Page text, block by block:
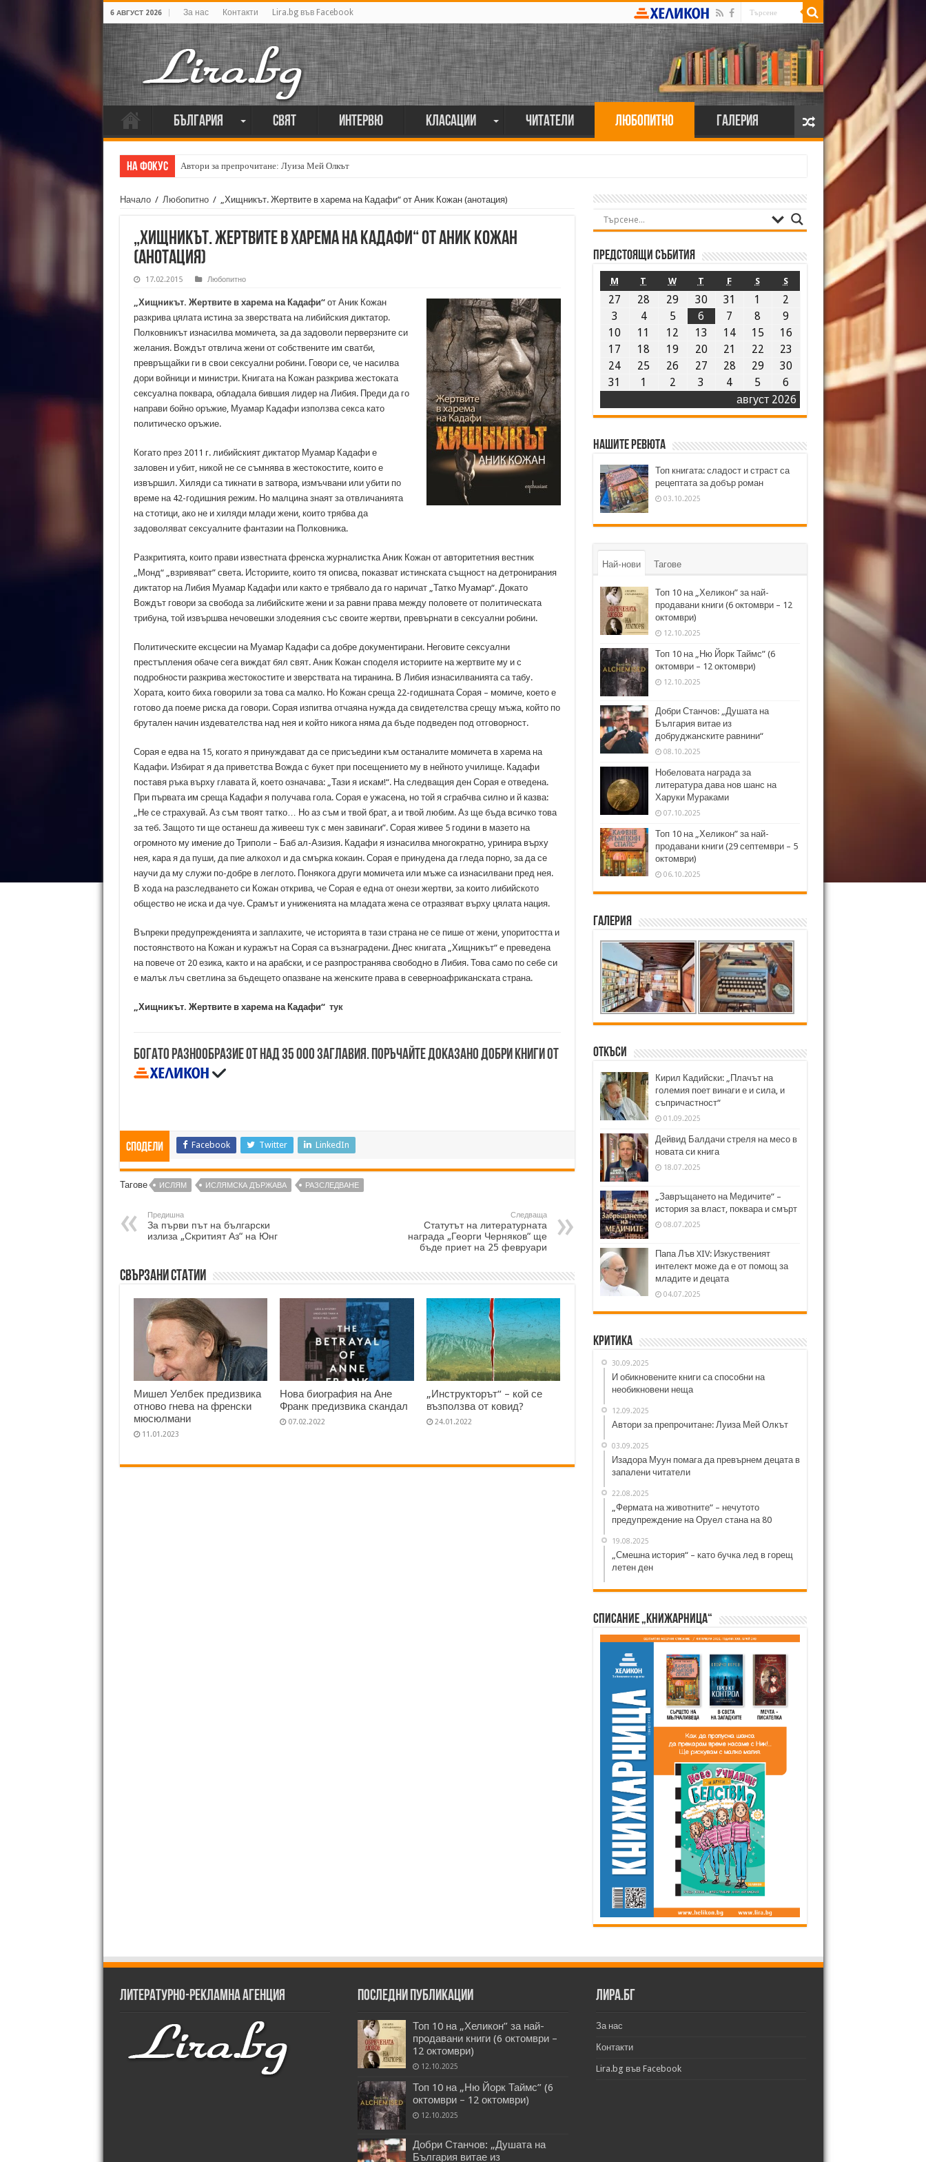
6 АВГУСТ 2026 За нас Контакти Lira.bg във Facebook
България Свят Интервю Класации Читатели Любопитно Галерия
На фокус Автори за препрочитане: Луиза Мей Олкът
Начало / Любопитно / „Хищникът. Жертвите в харема на Кадафи“ от Аник Кожан (анотация)
„Хищникът. Жертвите в харема на Кадафи“ от Аник Кожан
(анотация)
17.02.2015 Любопитно
„Хищникът. Жертвите в харема на Кадафи“ от Аник Кожан
разкрива цялата истина за зверствата на либийския диктатор.
Полковникът изнасилва момичета, за да задоволи перверзните си
желания. Вождът отвлича жени от собствените им сватби,
превръщайки ги в свои сексуални робини. Говори се, че насилва
дори войници и министри. Книгата на Кожан разкрива жестоката
сексуална поквара, обладала бившия лидер на Либия. Преди да го
направи бойно оръжие, Муамар Кадафи използва секса като
политическо оръжие.
Когато през 2011 г. либийският диктатор Муамар Кадафи е
заловен и убит, никой не се съмнява в жестокостите, които е
извършил. Хиляди са тикнати в затвора, измъчвани или убити по
време на 42-годишния режим. Но малцина знаят за отвличанията
на стотици, ако не и хиляди млади жени, които трябва да
задоволяват сексуалните фантазии на Полковника.
Разкритията, които прави известната френска журналистка Аник Кожан от авторитетния вестник
„Монд“ „взривяват” света. Историите, които тя описва, показват истинската същност на детронирания
диктатор на Либия Муамар Кадафи или както е трябвало да го наричат „Татко Муамар“. Докато
Вождът говори за свобода за либийските жени и за равни права между половете от политическата
трибуна, той извършва нечовешки злодеяния със своите жертви, превърнати в сексуални робини.
Политическите ексцесии на Муамар Кадафи са добре документирани. Неговите сексуални
престъпления обаче сега виждат бял свят. Аник Кожан споделя историите на жертвите му и с
подробности разкрива жестокостите и зверствата на тиранина. В Либия изнасилванията са табу.
Хората, които биха говорили за това са малко. Но Кожан среща 22-годишната Сорая – момиче, което е
готово да поеме риска да говори. Сорая изпитва отчаяна нужда да свидетелства срещу мъжа, който по
брутален начин издевателства над нея и който никога няма да бъде подведен под отговорност.
Сорая е едва на 15, когато я принуждават да се присъедини към останалите момичета в харема на
Кадафи. Избират я да приветства Вожда с букет при посещението му в нейното училище. Кадафи
поставя ръка върху главата й, което означава: „Тази я искам!“. На следващия ден Сорая е отведена.
При първата им среща Кадафи я получава гола. Сорая е ужасена, но той я сграбчва силно и й казва:
„Не се страхувай. Аз съм твоят татко… Но аз съм и твой брат, а и твой любим. Аз ще бъда всичко това
за теб. Защото ти ще останеш да живееш тук с мен завинаги”. Сорая живее 5 години в мазето на
огромното му имение до Триполи – Баб ал-Азизия. Кадафи я изнасилва многократно, уринира върху
нея, кара я да пуши, да пие алкохол и да смърка кокаин. Сорая е принудена да гледа порно, за да се
научи да му служи по-добре в леглото. Понякога други момичета или мъже са изнасилвани пред нея.
В хода на разследването си Кожан открива, че Сорая е една от онези жертви, за които либийското
общество не иска и да чуе. Срамът и униженията на младата жена се отразяват върху цялата нация.
Въпреки предупрежденията и заплахите, че историята в тази страна не се пише от жени, упоритостта и
постоянството на Кожан и куражът на Сорая са възнаградени. Днес книгата „Хищникът“ е преведена
на повече от 20 езика, както и на арабски, и се разпространява свободно в Либия. Това само по себе си
е малък лъч светлина за бъдещето опазване на женските права в северноафриканската страна.
„Хищникът. Жертвите в харема на Кадафи“ тук
Богато разнообразие от над 35 000 заглавия. Поръчайте доказано добри книги от
Сподели Facebook Twitter LinkedIn
Тагове ИСЛЯМ ИСЛЯМСКА ДЪРЖАВА РАЗСЛЕДВАНЕ
Предишна
За първи път на български
излиза „Скритият Аз“ на Юнг
Следваща
Статутът на литературната
награда „Георги Черняков“ ще
бъде приет на 25 февруари
Свързани статии
Мишел Уелбек предизвика
отново гнева на френски
мюсюлмани
11.01.2023
Нова биография на Ане
Франк предизвика скандал
07.02.2022
„Инструкторът“ – кой се
възползва от ковид?
24.01.2022
Предстоящи събития
август 2026
M T W T F S S
27 28 29 30 31 1
2
3
4 5 6 7 8
9
10
11 12 13 14 15
16
17
18 19 20 21 22
23
24
25 26 27 28 29
30
31
1 2 3 4 5 6
Нашите ревюта
Топ книгата: сладост и страст са
рецептата за добър роман
03.10.2025
Най-нови Тагове
Топ 10 на „Хеликон” за най-
продавани книги (6 октомври – 12
октомври)
12.10.2025
Топ 10 на „Ню Йорк Таймс” (6
октомври – 12 октомври)
12.10.2025
Добри Станчов: „Душата на
България витае из
добруджанските равнини“
08.10.2025
Нобеловата награда за
литература дава нов шанс на
Харуки Мураками
07.10.2025
Топ 10 на „Хеликон” за най-
продавани книги (29 септември – 5
октомври)
06.10.2025
Галерия
Откъси
Кирил Кадийски: „Плачът на
големия поет винаги е и сила, и
съпричастност“
01.09.2025
Дейвид Балдачи стреля на месо в
новата си книга
18.07.2025
„Завръщането на Медичите“ –
история за власт, поквара и смърт
08.07.2025
Папа Лъв XIV: Изкуственият
интелект може да е от помощ за
младите и децата
04.07.2025
Критика
30.09.2025
И обикновените книги са способни на
необикновени неща
12.09.2025
Автори за препрочитане: Луиза Мей Олкът
03.09.2025
Изадора Муун помага да превърнем децата в
запалени читатели
22.08.2025
„Фермата на животните“ – нечутото
предупреждение на Оруел стана на 80
19.08.2025
„Смешна история“ – като бучка лед в горещ
летен ден
Списание „Книжарница“
Литературно-рекламна агенция Последни публикации
Топ 10 на „Хеликон” за най-
продавани книги (6 октомври –
12 октомври)
12.10.2025
Топ 10 на „Ню Йорк Таймс” (6
октомври – 12 октомври)
12.10.2025
Добри Станчов: „Душата на
България витае из
Лира.бг
За нас
Контакти
Lira.bg във Facebook